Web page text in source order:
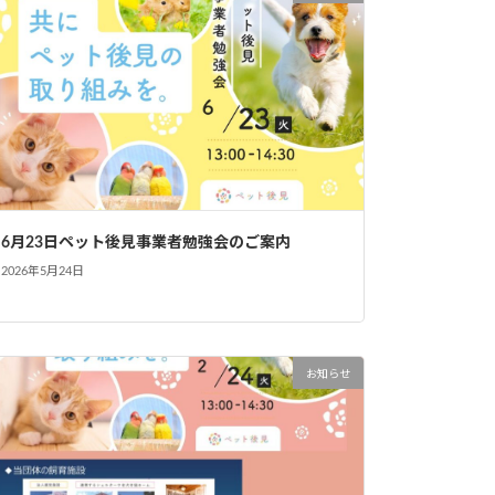
6月23日ペット後見事業者勉強会のご案内
2026年5月24日
お知らせ